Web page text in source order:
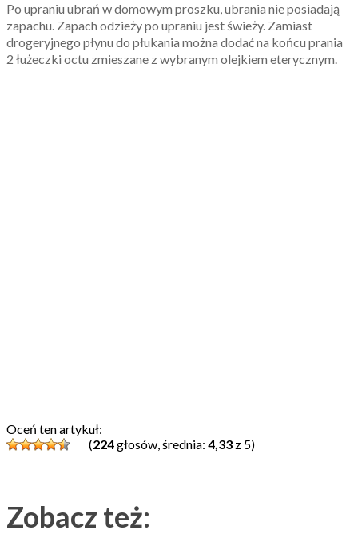
Po upraniu ubrań w domowym proszku, ubrania nie posiadają
zapachu. Zapach odzieży po upraniu jest świeży. Zamiast
drogeryjnego płynu do płukania można dodać na końcu prania
2 łużeczki octu zmieszane z wybranym olejkiem eterycznym.
Oceń ten artykuł:
(224głosów, średnia: 4,33 z 5)
Zobacz też: